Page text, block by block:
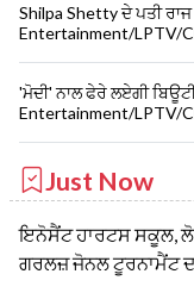
Shilpa Shetty ਦੇ ਪਤੀ
Entertainment/LPTV/
'ਮੋਦੀ' ਨਾਲ ਫੇਰੇ ਲਏਗੀ
Entertainment/LPTV/
Just Now
ਇਨੋਸੈਂਟ ਹਾਰਟਸ ਸਕੂਲ,
ਗਰਲਜ਼ ਜੋਨਲ ਟੂਰਨਾਮੈਂਟ